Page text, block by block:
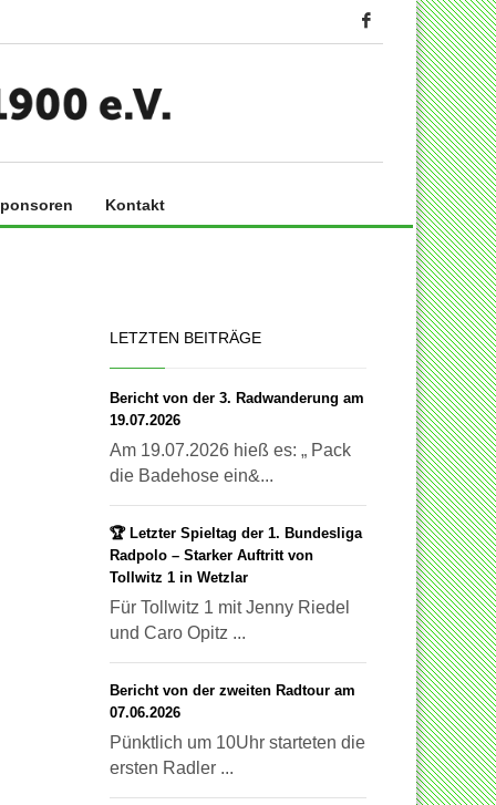
Kontakt
LETZTEN BEITRÄGE
Bericht von der 3. Radwanderung am
19.07.2026
Am 19.07.2026 hieß es: „ Pack
die Badehose ein&...
🏆 Letzter Spieltag der 1. Bundesliga
Radpolo – Starker Auftritt von
Tollwitz 1 in Wetzlar
Für Tollwitz 1 mit Jenny Riedel
und Caro Opitz ...
Bericht von der zweiten Radtour am
07.06.2026
Pünktlich um 10Uhr starteten die
ersten Radler ...